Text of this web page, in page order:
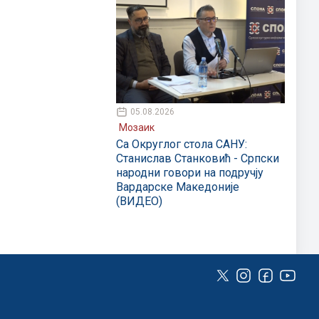
05.08.2026
Мозаик
Са Округлог стола САНУ:
Станислав Станковић - Српски
народни говори на подручју
Вардарске Македоније
(ВИДЕО)